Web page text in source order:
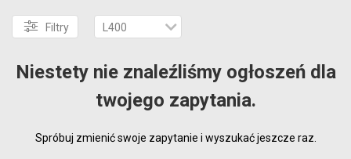
Filtry L400
Niestety nie znaleźliśmy ogłoszeń dla
twojego zapytania.
Spróbuj zmienić swoje zapytanie i wyszukać jeszcze raz.